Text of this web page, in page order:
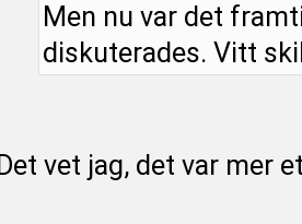
Men nu var det
diskuterades. Vitt
Det vet jag, det var mer